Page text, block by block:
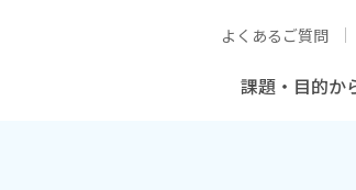
よくあるご質問
課題・目的か